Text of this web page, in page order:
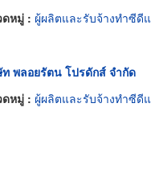
หมู่ : ผู้ผลิตและรับจ้างทำซีดี
พลอยรัตน โปรดักส์ จำกัด
หมู่ : ผู้ผลิตและรับจ้างทำซีดี